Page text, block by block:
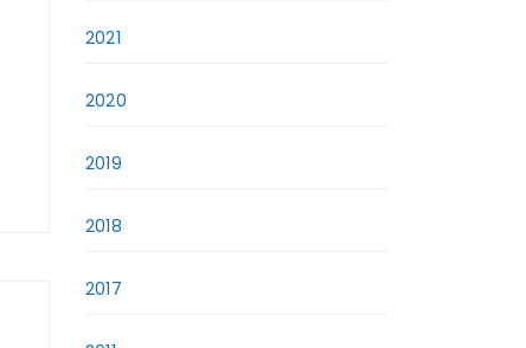
2021
2020
2019
2018
2017